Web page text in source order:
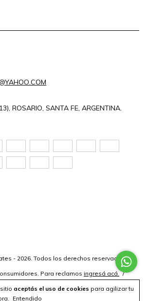
aceptás el uso de cookies para agilizar tu
Entendido
ROSARIO, SANTA FE, ARGENTINA.
- 2026. Todos los derechos reservados.
Para reclamos ingresá acá.
/